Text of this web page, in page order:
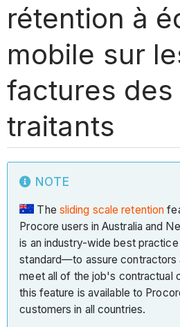
rétention à
mobile sur
factures
traitants
NOTE
The sliding scale retention
Procore users in Australia and
is an industry-wide best
standard—to assure contractors
meet all of the job's contractual
this feature is available to
customers in all countries.